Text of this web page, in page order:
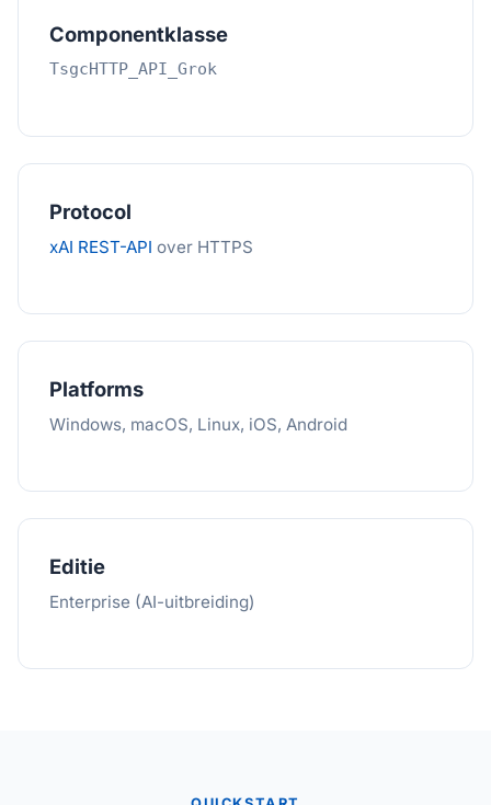
Componentklasse
TsgcHTTP_API_Grok
Protocol
xAI REST-API over HTTPS
Platforms
Windows, macOS, Linux, iOS, Android
Editie
Enterprise (AI-uitbreiding)